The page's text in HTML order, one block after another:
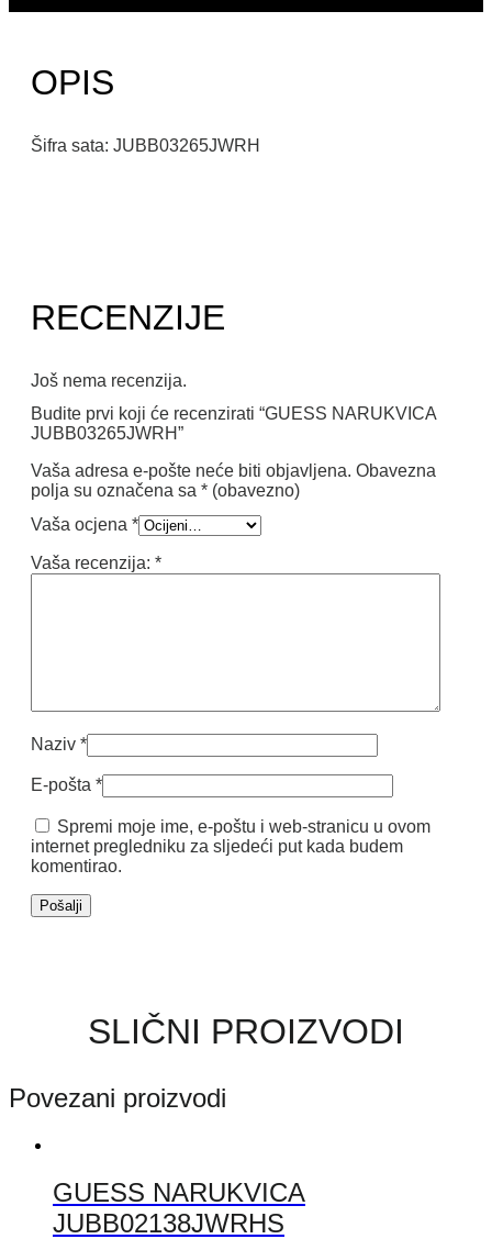
OPIS
Šifra sata: JUBB03265JWRH
RECENZIJE
Još nema recenzija.
Budite prvi koji će recenzirati “GUESS NARUKVICA
JUBB03265JWRH”
Vaša adresa e-pošte neće biti objavljena. Obavezna
polja su označena sa * (obavezno)
Vaša ocjena *
Vaša recenzija: *
Naziv *
E-pošta *
Spremi moje ime, e-poštu i web-stranicu u ovom
internet pregledniku za sljedeći put kada budem
komentirao.
SLIČNI PROIZVODI
Povezani proizvodi
GUESS NARUKVICA
JUBB02138JWRHS